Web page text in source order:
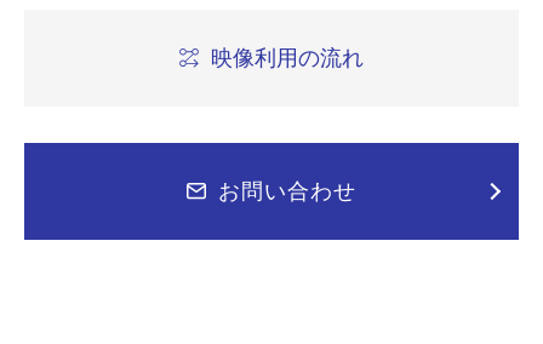
映像利用の流れ
お問い合わせ